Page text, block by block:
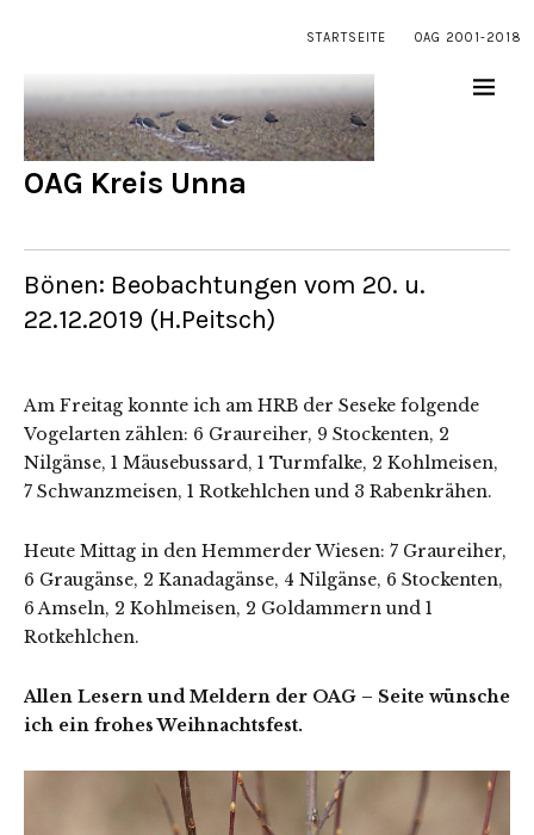
STARTSEITE OAG 2001-2018
OAG Kreis Unna
Bönen: Beobachtungen vom 20. u.
22.12.2019 (H.Peitsch)
Am Freitag konnte ich am HRB der Seseke folgende
Vogelarten zählen: 6 Graureiher, 9 Stockenten, 2
Nilgänse, 1 Mäusebussard, 1 Turmfalke, 2 Kohlmeisen,
7 Schwanzmeisen, 1 Rotkehlchen und 3 Rabenkrähen.
Heute Mittag in den Hemmerder Wiesen: 7 Graureiher,
6 Graugänse, 2 Kanadagänse, 4 Nilgänse, 6 Stockenten,
6 Amseln, 2 Kohlmeisen, 2 Goldammern und 1
Rotkehlchen.
Allen Lesern und Meldern der OAG – Seite wünsche
ich ein frohes Weihnachtsfest.